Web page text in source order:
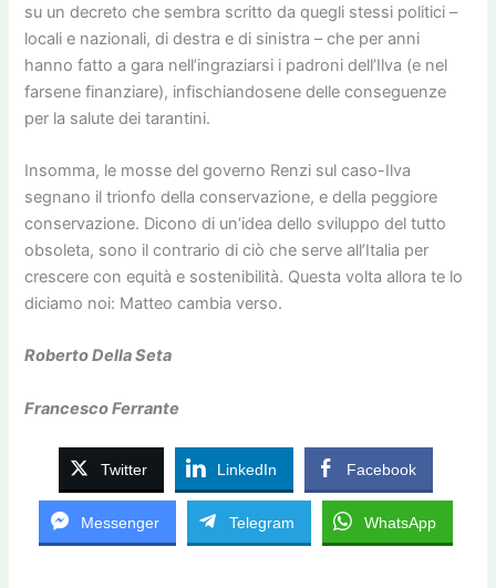
su un decreto che sembra scritto da quegli stessi politici –
locali e nazionali, di destra e di sinistra – che per anni
hanno fatto a gara nell’ingraziarsi i padroni dell’Ilva (e nel
farsene finanziare), infischiandosene delle conseguenze
per la salute dei tarantini.
Insomma, le mosse del governo Renzi sul caso-Ilva
segnano il trionfo della conservazione, e della peggiore
conservazione. Dicono di un’idea dello sviluppo del tutto
obsoleta, sono il contrario di ciò che serve all’Italia per
crescere con equità e sostenibilità. Questa volta allora te lo
diciamo noi: Matteo cambia verso.
Roberto Della Seta
Francesco Ferrante
Twitter LinkedIn Facebook
Messenger Telegram WhatsApp